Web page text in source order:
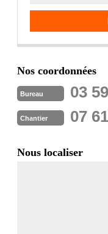
Nos coordonnées
Bureau 03
Chantier 07
Nous localiser